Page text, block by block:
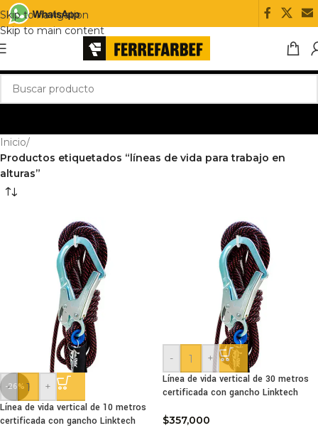
Skip to navigation
Skip to main content
Inicio/
Productos etiquetados “líneas de vida para trabajo en
alturas”
-26%
-
+
Línea de vida vertical de 10 metros
certificada con gancho Linktech
-
+
Línea de vida vertical de 30 metros
certificada con gancho Linktech
$357,000